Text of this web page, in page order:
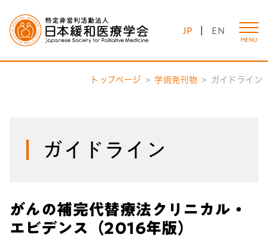
JP EN
MENU
トップページ 学術発刊物 ガイドライン
ガイドライン
がんの補完代替療法クリニカル・
エビデンス（2016年版）